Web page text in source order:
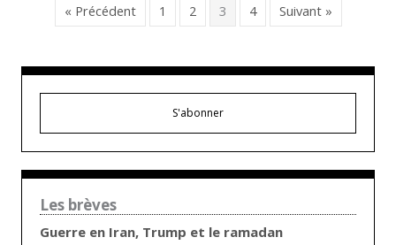
« Précédent 1 2 3 4 Suivant »
S'abonner
Les brèves
Guerre en Iran, Trump et le ramadan